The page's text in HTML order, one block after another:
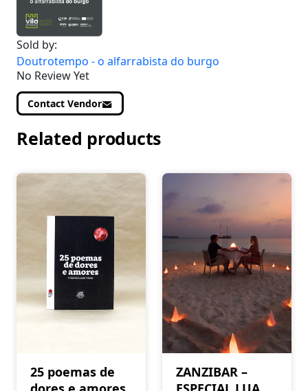
Sold by:
Doutrotempo - o alfarrabista do burgo
No Review Yet
Contact Vendor
Related products
25 poemas de
ZANZIBAR –